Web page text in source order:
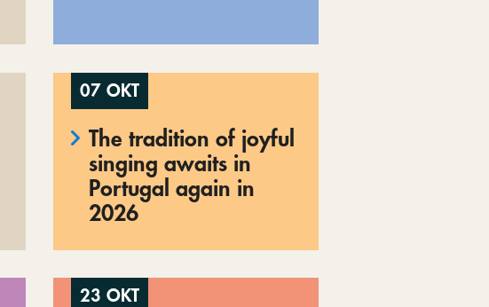
07 OKT
The tradition of joyful
singing awaits in
Portugal again in
2026
23 OKT